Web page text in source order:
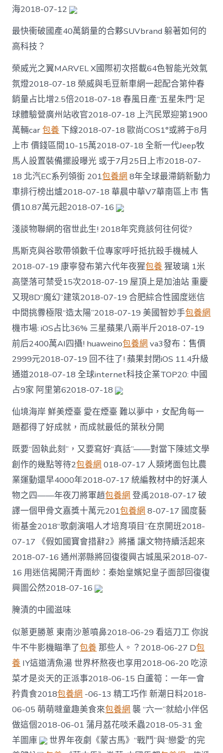
甜
心
喜
包
養
網
齊
表
態〉
中
海2018-07-12
最快衝破國產40萬銷量的合夥SUVbrand 躲著如何的
高科技？
榮威光之翼MARVEL X國際初次搭載64色智能光效氣
氛燈2018-07-18 榮威與毛豆新車網一起配合第仲春
銷量占比增2.5倍2018-07-18 春風日產“五星朱門”足
球體驗營廣州站收官2018-07-18 上汽民眾迎第1900
萬輛car包養 下線2018-07-18 歐尚COS1°或將于8月
上市 價錢區間10-15萬2018-07-18 全新一代Jeep牧
馬人設置裝備擺設曝光 或于7月25日上市2018-07-
18 北汽EC系列領銜 201包養網 8年全球最滯銷新動力
車排行榜出爐2018-07-18 華晨中華V7華南區上市 售
價10.87萬元起2018-07-16
淺談物聯網的宿世此生! 2018年究竟該何往何從?
馬斯克與谷歌帶領數千位專家呼吁抵抗殺手機械人
2018-07-19 康寧發布第六代年夜猩包養 猩玻璃 1米
高墜落可禁受15次2018-07-19 屋頂上是加油站 重慶
又現8D“魔幻”建筑2018-07-19 合肥綜合性國度迷信
中間挑釁極限“造太陽”2018-07-19 美國智妙手包養網
機市場: iOS占比36% 三星蘋果八兩半斤2018-07-19
前后2400萬AI四攝! huaweino包養網 va3發布：售價
2999元2018-07-19 回不往了! 蘋果封閉iOS 11.4升級
通道2018-07-18 全球internet科技企業TOP20: 中國
占9家 阿里第62018-07-18
仙境海岸 鮮美煙臺 愛在煙臺 難以夢中，女配角每一
題都得了好成就，而成就最低的葉秋分開
既要“固執此刻”，又要寫好“真話”——對當下陳述文學
創作的幾點等待2包養網 018-07-17 人類烤面包比農
業運動還早4000年2018-07-17 統編教材中的好漢人
物之四——年夜刀將軍趙包養網 登禹2018-07-17 破
譯一個甲骨文嘉獎十萬元201包養網 8-07-17 國度藝
術基金2018“歌劇演唱人才培育項目”在京開班2018-
07-17 《假如國寶會措辭2》將播 讓文物持續活起來
2018-07-16 通州漷縣將回復復興古城風采2018-07-
16 用迷信揭開汗青面紗：秦始皇嬪妃皇子面部回復復
興圖公然2018-07-16
腌漬的中國滋味
似蔥更勝蔥 東南沙蔥噴鼻2018-06-29 看這刀工 你說
牛不牛影機瞄準了包養 那些人。？2018-06-27 D包
養 IY這道清魚湯 世界杯熬夜也享用2018-06-20 吃涼
菜才是炎天的正派事2018-06-15 白蘆筍：一年一會
矜貴食2018包養網 -06-13 精工巧作 新潮日料2018-
06-05 萌萌噠童趣美食來包養網 襲 “六一”就給小伴侶
做這個2018-06-01 蒲月荔花啖禾蟲2018-05-31 金
羊圖庫
世界年夜劇《蒙古馬》“戰鬥”與“戀愛”的完